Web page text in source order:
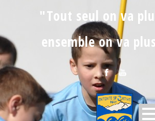
"Tout seul on va
ensemble on va